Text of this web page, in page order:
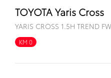
TOYOTA Yaris Cross
YARIS CROSS 1.5H TREND
KM 0